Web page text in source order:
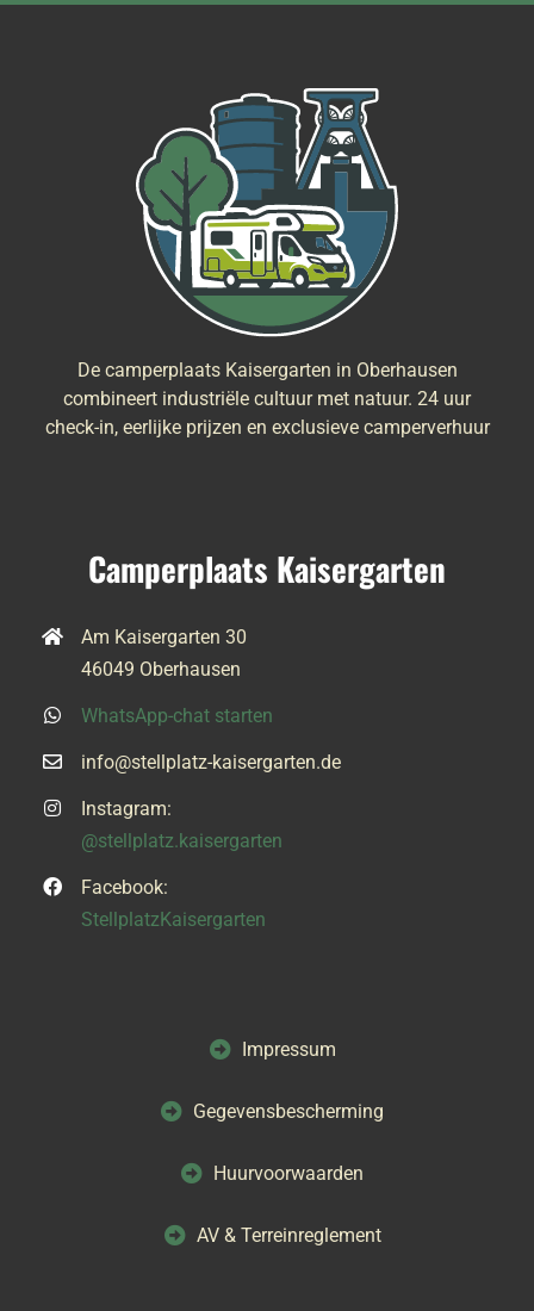
Camperplaats Kaisergarten
Am Kaisergarten 30
46049 Oberhausen
WhatsApp-chat starten
info@stellplatz-kaisergarten.de
Instagram:
@stellplatz.kaisergarten
Facebook:
StellplatzKaisergarten
De camperplaats Kaisergarten in Oberhausen
combineert industriële cultuur met natuur. 24 uur
check-in, eerlijke prijzen en exclusieve camperverhuur
Impressum
Gegevensbescherming
Huurvoorwaarden
AV & Terreinreglement